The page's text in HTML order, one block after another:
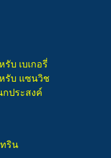
รับ เบเกอรี่
รับ แซนวิช
กประสงค์
ริน